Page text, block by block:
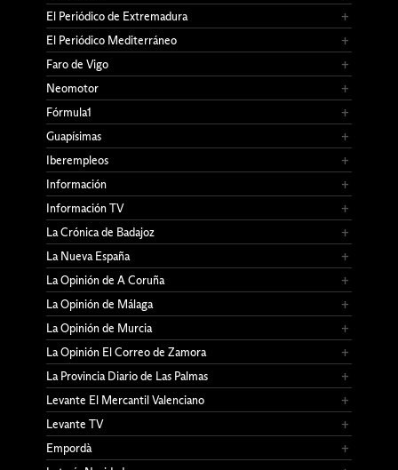
El Periódico de Extremadura
El Periódico Mediterráneo
Faro de Vigo
Neomotor
Fórmula1
Guapísimas
Iberempleos
Información
Información TV
La Crónica de Badajoz
La Nueva España
La Opinión de A Coruña
La Opinión de Málaga
La Opinión de Murcia
La Opinión El Correo de Zamora
La Provincia Diario de Las Palmas
Levante El Mercantil Valenciano
Levante TV
Empordà